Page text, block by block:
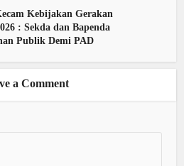
Kebijakan Gerakan
: Sekda dan Bapenda
Publik Demi PAD
a Comment